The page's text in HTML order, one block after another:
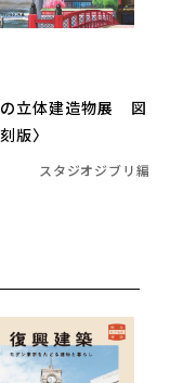
立体建造物展 図
版〉
スタジオジブリ編